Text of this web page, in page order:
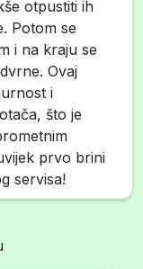
otpustiti ih
Potom se
i na kraju se
Ovaj
i
što je
prvo brini
servisa!